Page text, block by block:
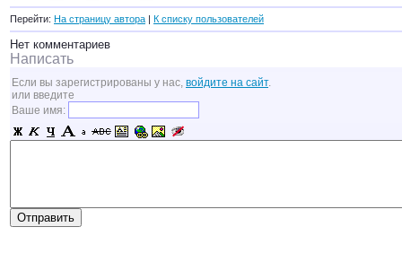
Перейти: На страницу автора | К списку пользователей
Нет комментариев
Написать
Если вы зарегистрированы у нас, войдите на сайт.
или введите
Ваше имя: